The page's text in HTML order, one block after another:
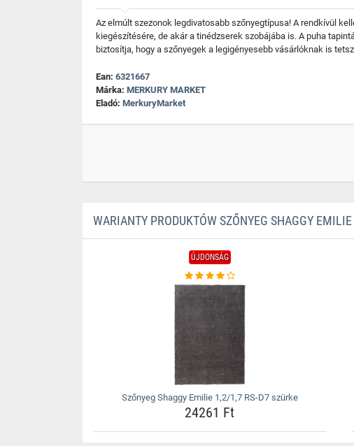
Az elmúlt szezonok legdivatosabb szőnyegtípusa! A rendkívül
kiegészítésére, de akár a tinédzserek szobájába is. A puha
biztosítja, hogy a szőnyegek a legigényesebb vásárlóknak is
Ean: 6321667
Márka: MERKURY MARKET
Eladó: MerkuryMarket
WARIANTY PRODUKTÓW SZŐNYEG SHAGGY
ÚJDONSÁG
Szőnyeg Shaggy Emilie 1,2/1,7 RS-D7 szürke
24261 Ft